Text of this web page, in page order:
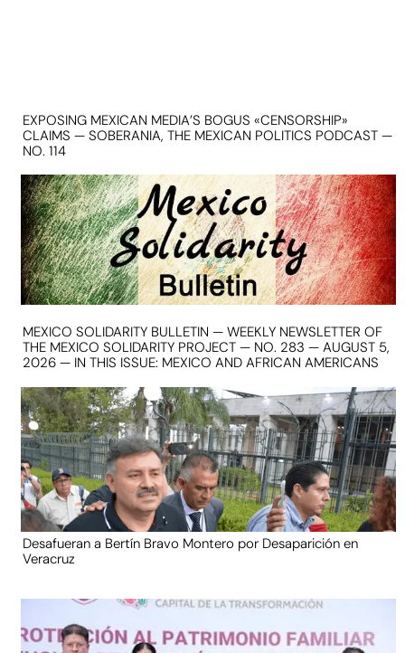
EXPOSING MEXICAN MEDIA’S BOGUS «CENSORSHIP»
CLAIMS — SOBERANIA, THE MEXICAN POLITICS PODCAST —
NO. 114
MEXICO SOLIDARITY BULLETIN — WEEKLY NEWSLETTER OF
THE MEXICO SOLIDARITY PROJECT — NO. 283 — AUGUST 5,
2026 — IN THIS ISSUE: MEXICO AND AFRICAN AMERICANS
Desafueran a Bertín Bravo Montero por Desaparición en
Veracruz